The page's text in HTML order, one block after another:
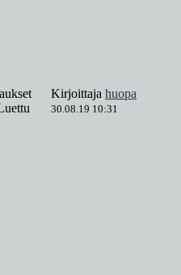
Kirjoittaja huopa
30.08.19 10:31